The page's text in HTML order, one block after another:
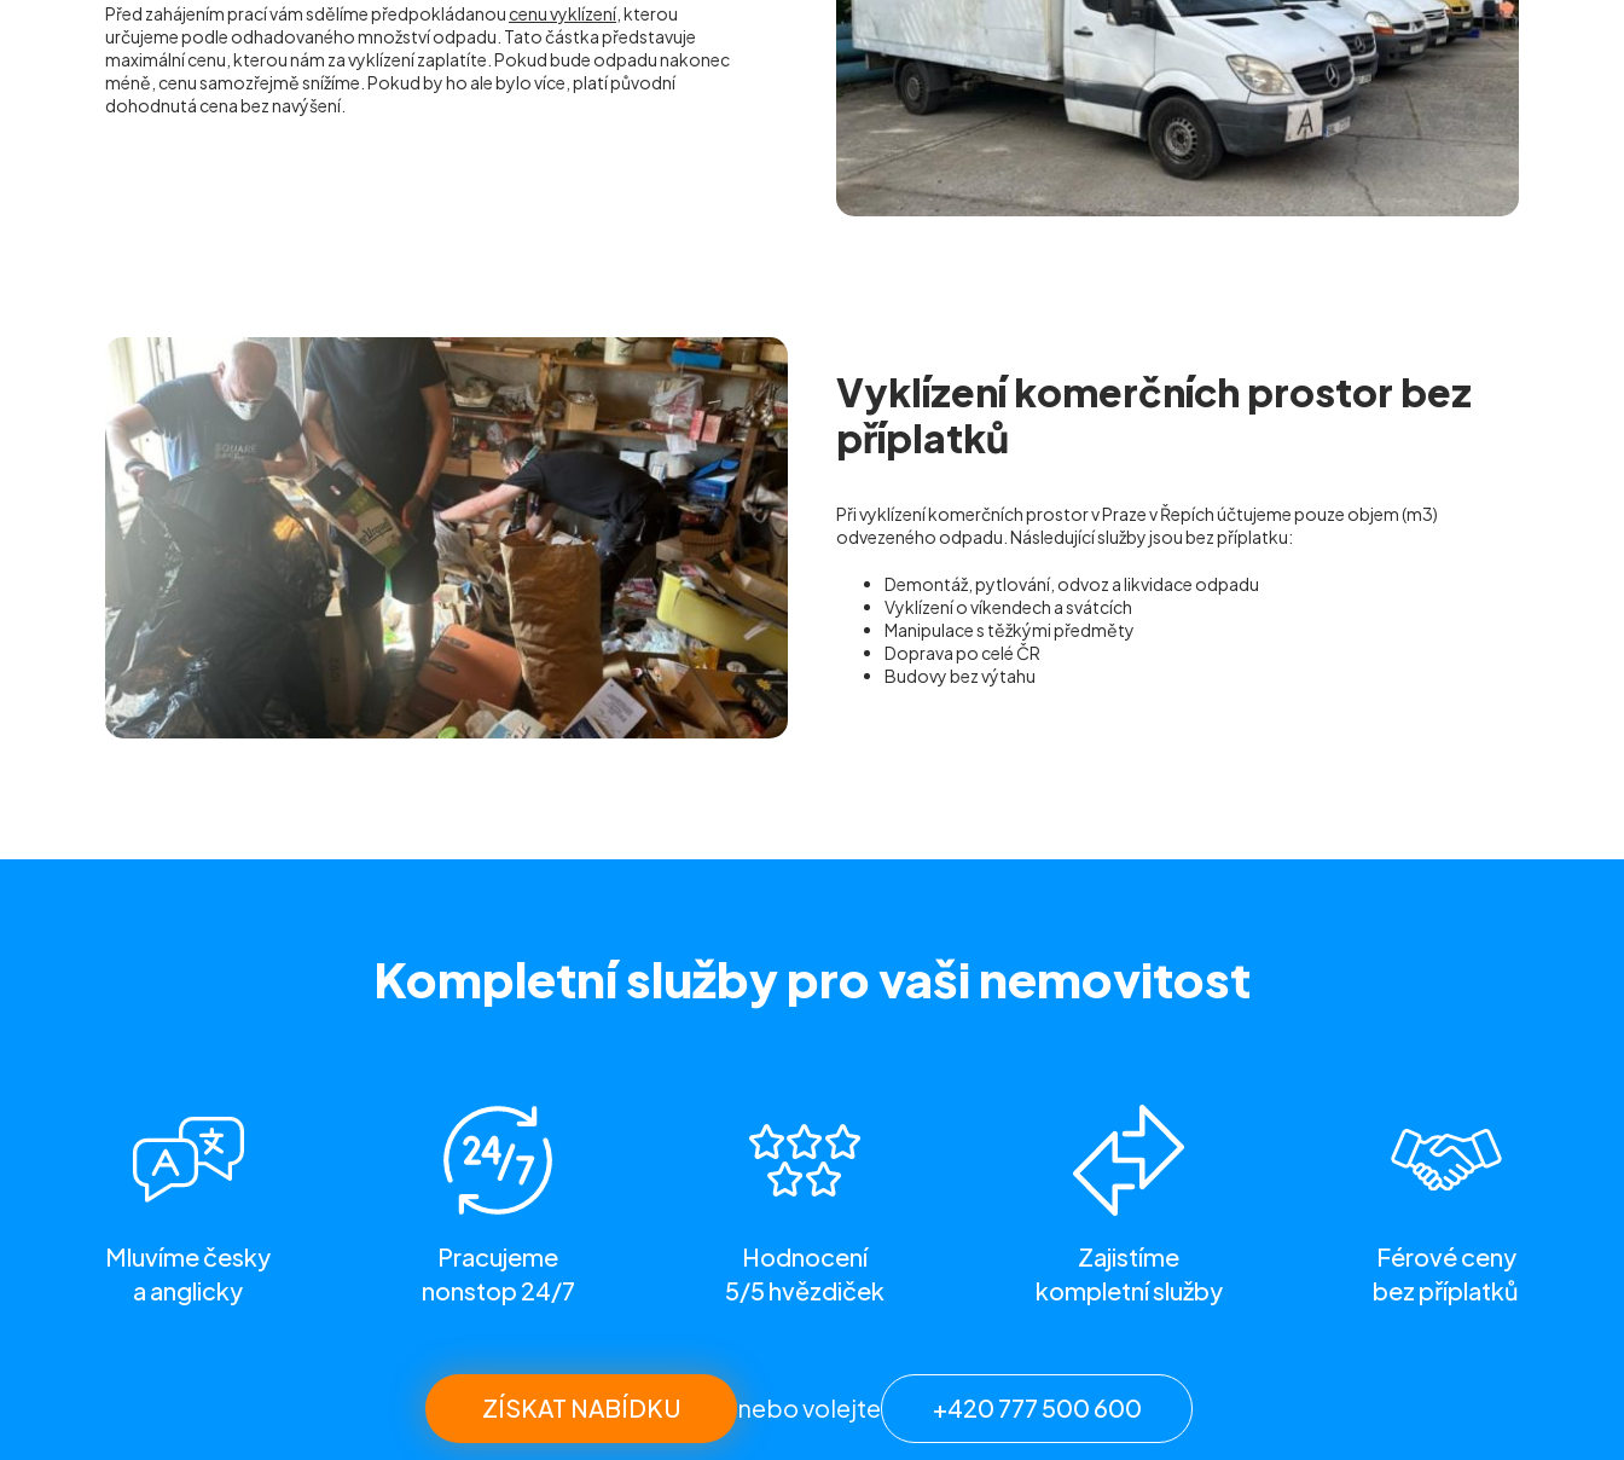
Před zahájením prací vám sdělíme předpokládanou cenu vyklízení, kterou
určujeme podle odhadovaného množství odpadu. Tato částka představuje
maximální cenu, kterou nám za vyklízení zaplatíte. Pokud bude odpadu nakonec
méně, cenu samozřejmě snížíme. Pokud by ho ale bylo více, platí původní
dohodnutá cena bez navýšení.
Vyklízení komerčních prostor bez
příplatků
Při vyklízení komerčních prostor v Praze v Řepích účtujeme pouze objem (m3)
odvezeného odpadu. Následující služby jsou bez příplatku:
Demontáž, pytlování, odvoz a likvidace odpadu
Vyklízení o víkendech a svátcích
Manipulace s těžkými předměty
Doprava po celé ČR
Budovy bez výtahu
Kompletní službypro vaši nemovitost
Mluvíme česky
a anglicky
Pracujeme
nonstop 24/7
Hodnocení
5/5 hvězdiček
Zajistíme
kompletní služby
Férové ceny
bez příplatků
ZÍSKAT NABÍDKU nebo volejte +420 777 500 600